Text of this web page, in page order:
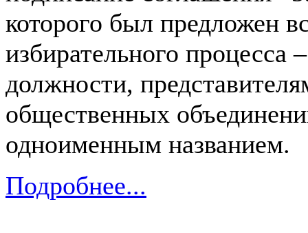
которого был предложен
избирательного
должности,
общественных
одноименным названием.
Подробнее...